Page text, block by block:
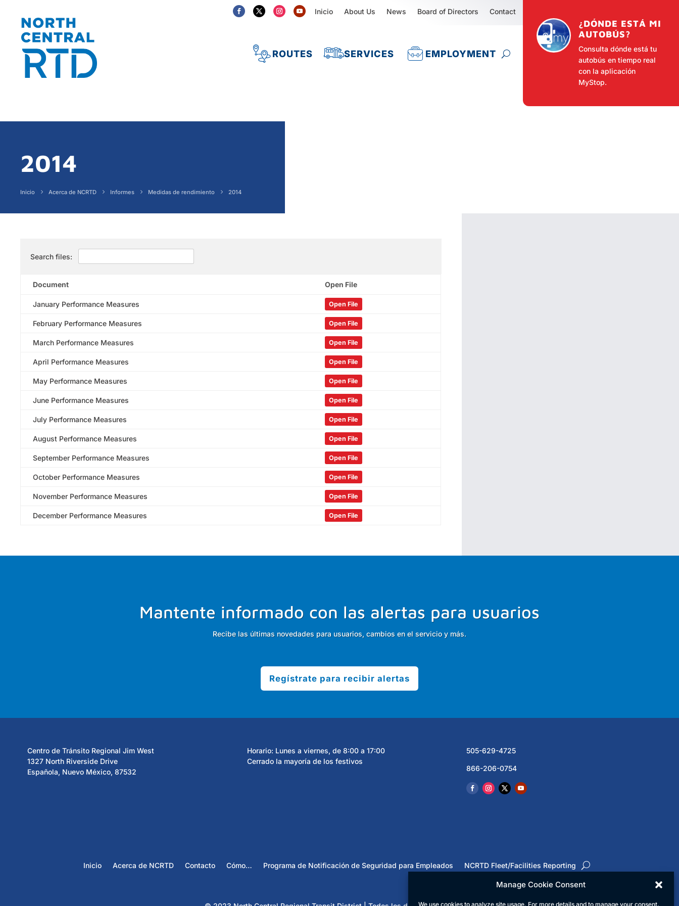
Manage Cookie Consent
We use cookies to analyze site usage. For more details and to manage your consent,
Inicio About Us News Board of Directors Contact
ROUTES SERVICES EMPLOYMENT
¿DÓNDE ESTÁ MI
AUTOBÚS?
Consulta dónde está tu
autobús en tiempo real
con la aplicación
MyStop.
2014
Inicio Acerca de NCRTD Informes Medidas de rendimiento 2014
Search files:
Document Open File
January Performance Measures Open File
February Performance Measures Open File
March Performance Measures Open File
April Performance Measures Open File
May Performance Measures Open File
June Performance Measures Open File
July Performance Measures Open File
August Performance Measures Open File
September Performance Measures Open File
October Performance Measures Open File
November Performance Measures Open File
December Performance Measures Open File
Mantente informado con las alertas para usuarios
Recibe las últimas novedades para usuarios, cambios en el servicio y más.
Regístrate para recibir alertas
Centro de Tránsito Regional Jim West
1327 North Riverside Drive
Española, Nuevo México, 87532
Horario: Lunes a viernes, de 8:00 a 17:00
Cerrado la mayoría de los festivos
505-629-4725
866-206-0754
Inicio Acerca de NCRTD Contacto Cómo… Programa de Notificación de Seguridad para Empleados NCRTD Fleet/Facilities Reporting